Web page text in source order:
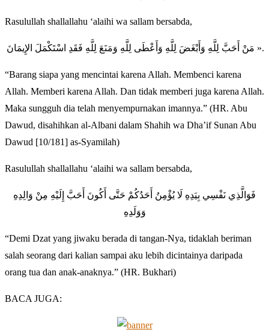
Rasulullah shallallahu ‘alaihi wa sallam bersabda,
مَنْ أَحَبَّ لِلَّهِ وَأَبْغَضَ لِلَّهِ وَأَعْطَى لِلَّهِ وَمَنَعَ لِلَّهِ فَقَدِ اسْتَكْمَلَ الإِيمَانَ ».
“Barang siapa yang mencintai karena Allah. Membenci karena
Allah. Memberi karena Allah. Dan tidak memberi juga karena Allah.
Maka sungguh dia telah menyempurnakan imannya.” (HR. Abu
Dawud, disahihkan al-Albani dalam Shahih wa Dha’if Sunan Abu
Dawud [10/181] as-Syamilah)
Rasulullah shallallahu ‘alaihi wa sallam bersabda,
فَوَالَّذِي نَفْسِي بِيَدِهِ لَا يُؤْمِنُ أَحَدُكُمْ حَتَّى أَكُونَ أَحَبَّ إِلَيْهِ مِنْ وَالِدِهِ
وَوَلَدِهِ
“Demi Dzat yang jiwaku berada di tangan-Nya, tidaklah beriman
salah seorang dari kalian sampai aku lebih dicintainya daripada
orang tua dan anak-anaknya.” (HR. Bukhari)
BACA JUGA: